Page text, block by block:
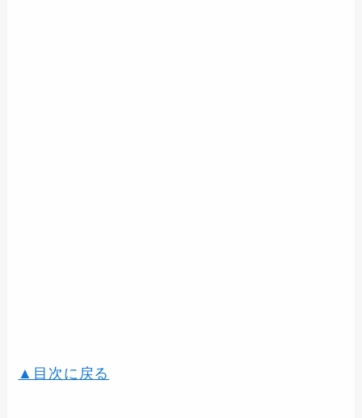
▲目次に戻る